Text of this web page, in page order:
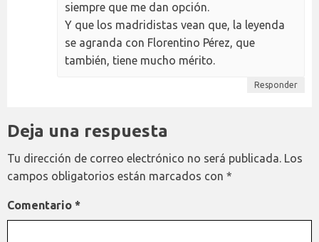
siempre que me dan opción.
Y que los madridistas vean que, la leyenda
se agranda con Florentino Pérez, que
también, tiene mucho mérito.
Responder
Deja una respuesta
Tu dirección de correo electrónico no será publicada. Los
campos obligatorios están marcados con *
Comentario *